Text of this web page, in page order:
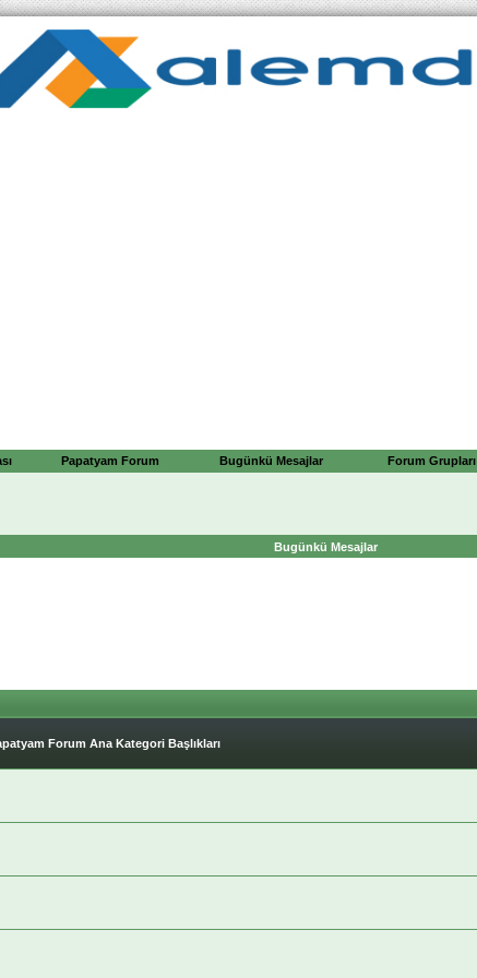
Papatyam Forum Bugünkü Mesajlar Forum Grupları
Bugünkü Mesajlar
Forum Ana Kategori Başlıkları